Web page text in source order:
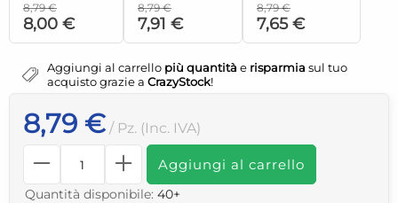
8,79 €
8,00 €
8,79 €
7,91 €
8,79 €
7,65 €
Aggiungi al carrello più quantità e risparmia sul tuo
acquisto grazie a CrazyStock!
8,79 € / Pz. (Inc. IVA)
Aggiungi al carrello
Quantità disponibile: 40+